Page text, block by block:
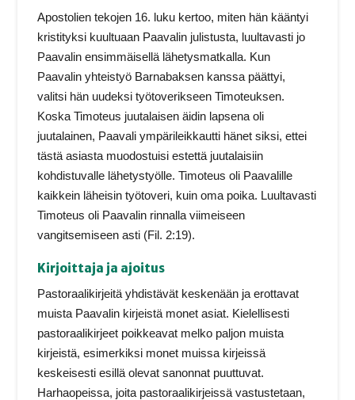
Apostolien tekojen 16. luku kertoo, miten hän kääntyi
kristityksi kuultuaan Paavalin julistusta, luultavasti jo
Paavalin ensimmäisellä lähetysmatkalla. Kun
Paavalin yhteistyö Barnabaksen kanssa päättyi,
valitsi hän uudeksi työtoverikseen Timoteuksen.
Koska Timoteus juutalaisen äidin lapsena oli
juutalainen, Paavali ympärileikkautti hänet siksi, ettei
tästä asiasta muodostuisi estettä juutalaisiin
kohdistuvalle lähetystyölle. Timoteus oli Paavalille
kaikkein läheisin työtoveri, kuin oma poika. Luultavasti
Timoteus oli Paavalin rinnalla viimeiseen
vangitsemiseen asti (Fil. 2:19).
Kirjoittaja ja ajoitus
Pastoraalikirjeitä yhdistävät keskenään ja erottavat
muista Paavalin kirjeistä monet asiat. Kielellisesti
pastoraalikirjeet poikkeavat melko paljon muista
kirjeistä, esimerkiksi monet muissa kirjeissä
keskeisesti esillä olevat sanonnat puuttuvat.
Harhaopeissa, joita pastoraalikirjeissä vastustetaan,